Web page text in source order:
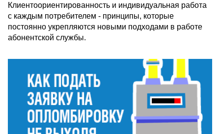
Клиентоориентированность и индивидуальная работа
с каждым потребителем - принципы, которые
постоянно укрепляются новыми подходами в работе
абонентской службы.